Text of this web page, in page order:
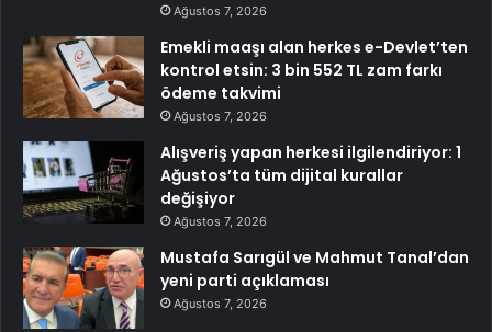
Ağustos 7, 2026
Emekli maaşı alan herkes e-Devlet’ten
kontrol etsin: 3 bin 552 TL zam farkı
ödeme takvimi
Ağustos 7, 2026
Alışveriş yapan herkesi ilgilendiriyor: 1
Ağustos’ta tüm dijital kurallar
değişiyor
Ağustos 7, 2026
Mustafa Sarıgül ve Mahmut Tanal’dan
yeni parti açıklaması
Ağustos 7, 2026